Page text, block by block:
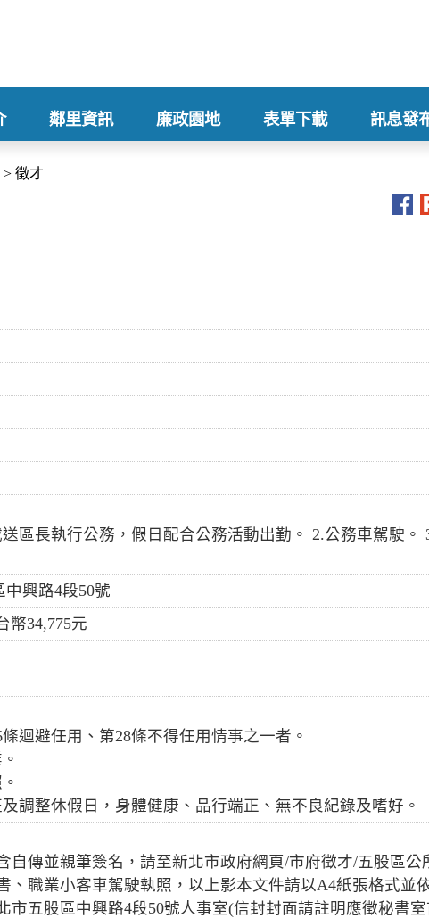
鄰里資訊 廉政園地 表單下載 訊息發
> 徵才
區長執行公務，假日配合公務活動出勤。 2.公務車駕駛。
興路4段50號
幣34,775元
迴避任用、第28條不得任用情事之一者。
調整休假日，身體健康、品行端正、無不良紀錄及嗜好。
自傳並親筆簽名，請至新北市政府網頁/市府徵才/五股區
、職業小客車駕駛執照，以上影本文件請以A4紙張格式並
市五股區中興路4段50號人事室(信封封面請註明應徵秘書室